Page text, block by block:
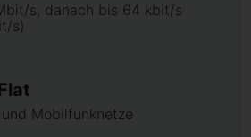
s, danach bis 64 kbit/s
s)
Mobilfunknetze